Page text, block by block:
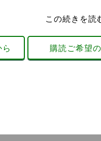
この続きを読
購読ご希望